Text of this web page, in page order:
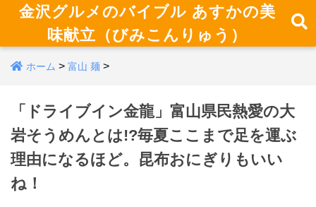
金沢グルメのバイブル あすかの美
味献立（びみこんりゅう）
ホーム > 富山 麺 >
「ドライブイン金龍」富山県民熱愛の大
岩そうめんとは!?毎夏ここまで足を運ぶ
理由になるほど。昆布おにぎりもいい
ね！